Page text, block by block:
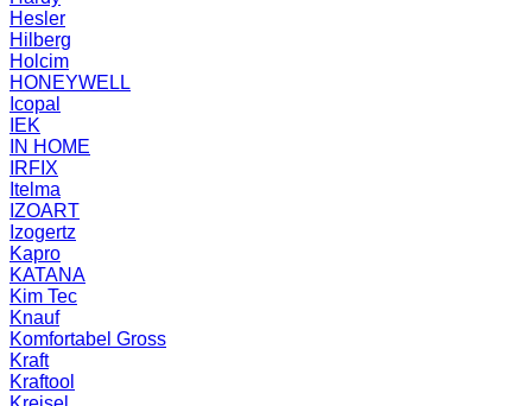
Hesler
Hilberg
Holcim
HONEYWELL
Icopal
IEK
IN HOME
IRFIX
Itelma
IZOART
Izogertz
Kapro
KATANA
Kim Tec
Knauf
Komfortabel Gross
Kraft
Kraftool